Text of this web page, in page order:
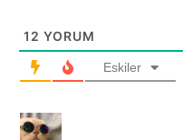
12 YORUM
Eskiler